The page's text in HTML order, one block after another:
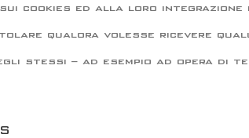
cookies ed alla loro
qualora volesse ricevere
stessi – ad esempio ad opera di